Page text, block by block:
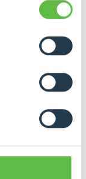
e
in ogni
all'interessato ai
procedura.